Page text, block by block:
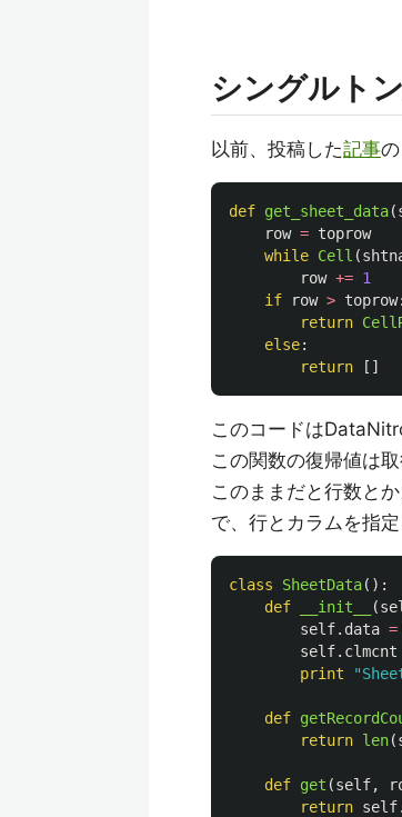
シングルト
以前、投稿した記事
def get_sheet_data(
row = toprow
while Cell (
row += 1
if
row > toprow:
return
else:
return
[]
このコードは
この関数の復帰値は
このままだと行数と
で、行とカラムを指
class SheetData():
def
__init__ (
self. data =
self. clmcnt
print
"
def
return len(
def get (self,
return self.